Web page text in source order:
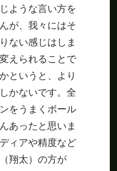
ような言い方を
が、我々にはそ
ない感じはしま
えられることで
というと、より
かないです。全
をうまくボール
あったと思いま
ィアや精度など
翔太）の方が